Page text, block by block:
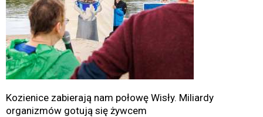
Kozienice zabierają nam połowę Wisły. Miliardy
organizmów gotują się żywcem